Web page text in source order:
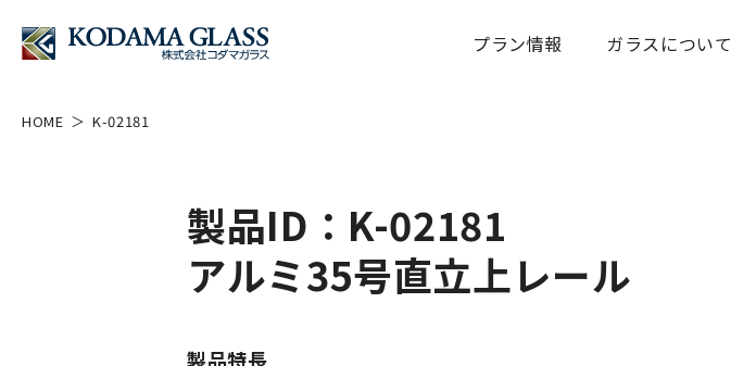
プラン情報 ガラスについて
HOME K-02181
製品ID：K-02181
アルミ35号直立上レール
製品特長